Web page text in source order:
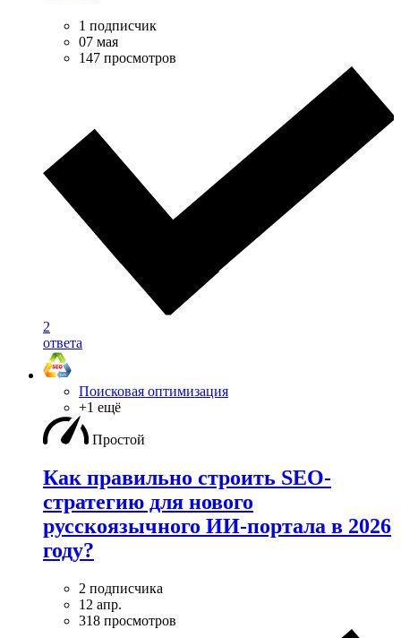
1 подписчик
07 мая
147 просмотров
2
ответа
Поисковая оптимизация
+1 ещё
Простой
Как правильно строить SEO-
стратегию для нового
русскоязычного ИИ-портала в 2026
году?
2 подписчика
12 апр.
318 просмотров